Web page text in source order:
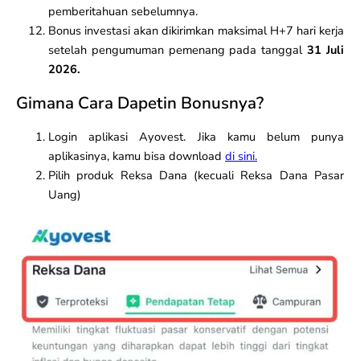
pemberitahuan sebelumnya.
Bonus investasi akan dikirimkan maksimal H+7 hari kerja
setelah pengumuman pemenang pada tanggal31 Juli
2026.
Gimana Cara Dapetin Bonusnya?
Login aplikasi Ayovest. Jika kamu belum punya
aplikasinya, kamu bisa download di sini.
Pilih produk Reksa Dana (kecuali Reksa Dana Pasar
Uang)